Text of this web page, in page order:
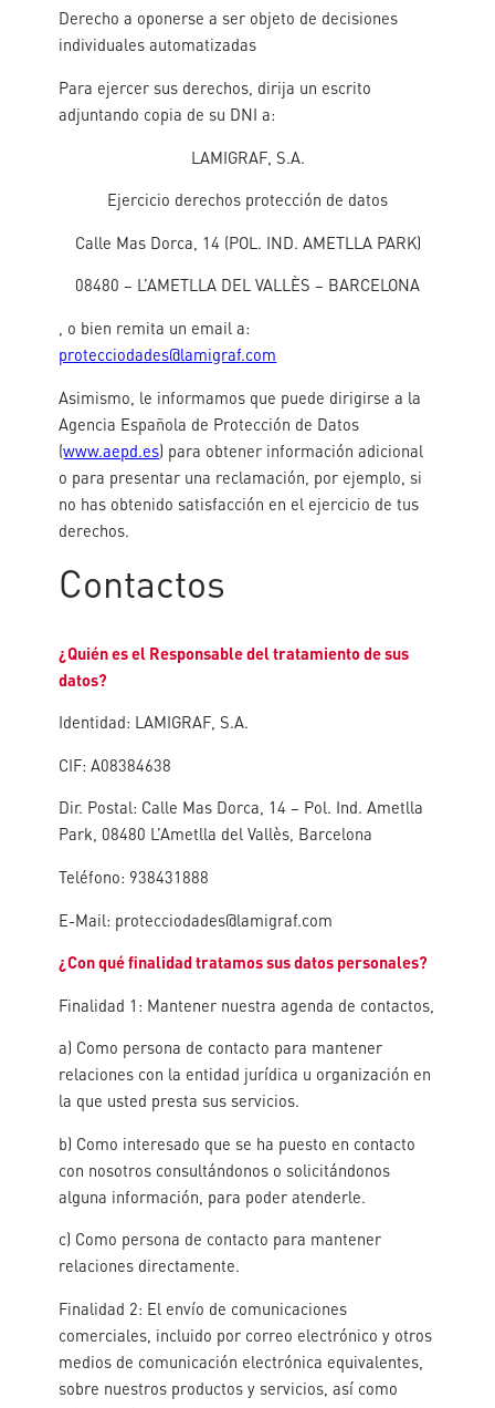
Derecho a oponerse a ser objeto de decisiones
individuales automatizadas
Para ejercer sus derechos, dirija un escrito
adjuntando copia de su DNI a:
LAMIGRAF, S.A.
Ejercicio derechos protección de datos
Calle Mas Dorca, 14 (POL. IND. AMETLLA PARK)
08480 – L’AMETLLA DEL VALLÈS – BARCELONA
, o bien remita un email a:
protecciodades@lamigraf.com
Asimismo, le informamos que puede dirigirse a la
Agencia Española de Protección de Datos
(www.aepd.es) para obtener información adicional
o para presentar una reclamación, por ejemplo, si
no has obtenido satisfacción en el ejercicio de tus
derechos.
Contactos
¿Quién es el Responsable del tratamiento de sus
datos?
Identidad: LAMIGRAF, S.A.
CIF: A08384638
Dir. Postal: Calle Mas Dorca, 14 – Pol. Ind. Ametlla
Park, 08480 L’Ametlla del Vallès, Barcelona
Teléfono: 938431888
E-Mail: protecciodades@lamigraf.com
¿Con qué finalidad tratamos sus datos personales?
Finalidad 1: Mantener nuestra agenda de contactos,
a) Como persona de contacto para mantener
relaciones con la entidad jurídica u organización en
la que usted presta sus servicios.
b) Como interesado que se ha puesto en contacto
con nosotros consultándonos o solicitándonos
alguna información, para poder atenderle.
c) Como persona de contacto para mantener
relaciones directamente.
Finalidad 2: El envío de comunicaciones
comerciales, incluido por correo electrónico y otros
medios de comunicación electrónica equivalentes,
sobre nuestros productos y servicios, así como